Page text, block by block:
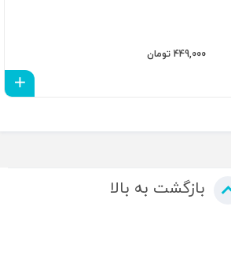
449,000 تومان
بازگشت به بالا